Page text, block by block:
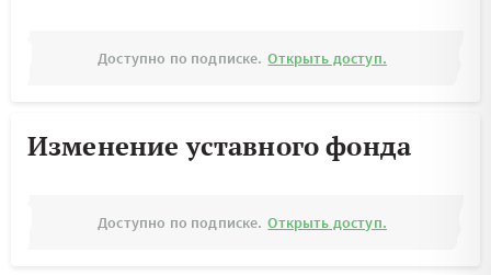
Доступно по подписке. Открыть доступ.
Изменение уставного фонда
Доступно по подписке. Открыть доступ.